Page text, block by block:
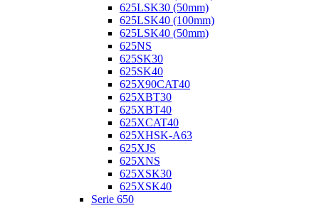
625LSK30 (50mm)
625LSK40 (100mm)
625LSK40 (50mm)
625NS
625SK30
625SK40
625X90CAT40
625XBT30
625XBT40
625XCAT40
625XHSK-A63
625XJS
625XNS
625XSK30
625XSK40
Serie 650